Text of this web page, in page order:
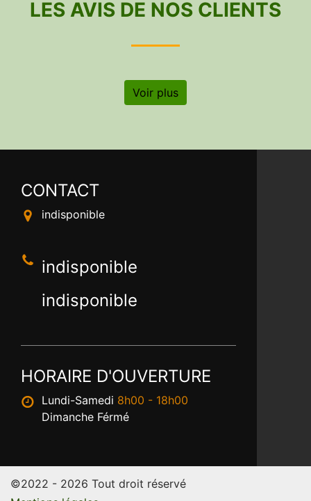
LES AVIS DE NOS CLIENTS
Voir plus
CONTACT
indisponible
indisponible
indisponible
HORAIRE D'OUVERTURE
Lundi-Samedi 8h00 - 18h00
Dimanche Férmé
©2022 - 2026 Tout droit réservé